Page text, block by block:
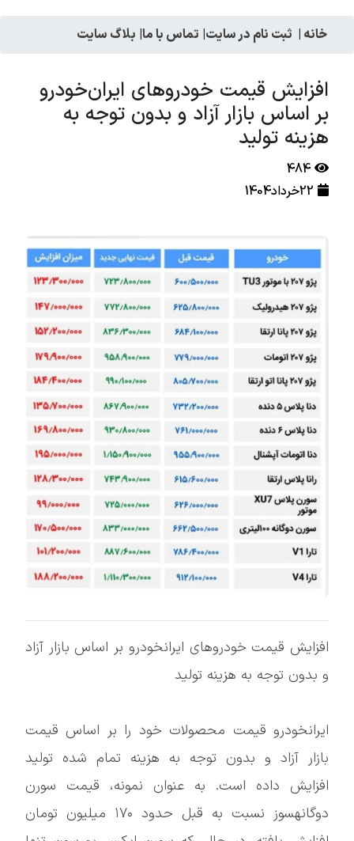
خانه | ثبت نام در سایت| تماس با ما| بلاگ سایت
افزایش قیمت خودروهای ایران‌خودرو
بر اساس بازار آزاد و بدون توجه به
هزینه تولید
484
22خرداد1404
افزایش قیمت خودروهای ایرانخودرو بر اساس بازار آزاد
و بدون توجه به هزینه تولید
ایرانخودرو قیمت محصولات خود را بر اساس قیمت
بازار آزاد و بدون توجه به هزینه تمام شده تولید
افزایش داده است. به عنوان نمونه، قیمت سورن
دوگانهسوز نسبت به قبل حدود ۱۷۰ میلیون تومان